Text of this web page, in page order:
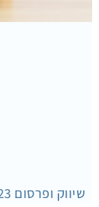
שיווק ופרסום 2023